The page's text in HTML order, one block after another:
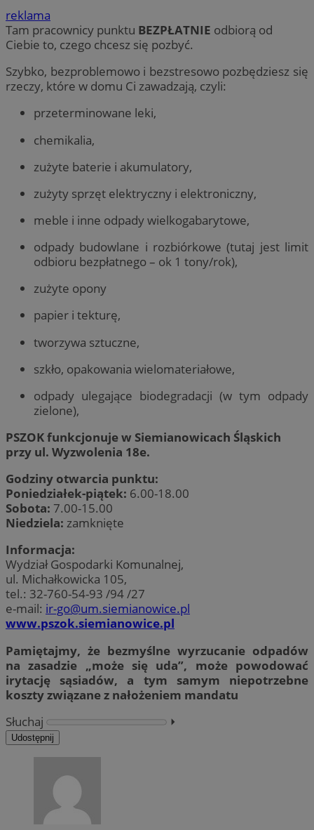
reklama
Tam pracownicy punktu BEZPŁATNIE odbiorą od
Ciebie to, czego chcesz się pozbyć.
Szybko, bezproblemowo i bezstresowo pozbędziesz się
rzeczy, które w domu Ci zawadzają, czyli:
przeterminowane leki,
chemikalia,
zużyte baterie i akumulatory,
zużyty sprzęt elektryczny i elektroniczny,
meble i inne odpady wielkogabarytowe,
odpady budowlane i rozbiórkowe (tutaj jest limit
odbioru bezpłatnego – ok 1 tony/rok),
zużyte opony
papier i tekturę,
tworzywa sztuczne,
szkło, opakowania wielomateriałowe,
odpady ulegające biodegradacji (w tym odpady
zielone),
PSZOK funkcjonuje w Siemianowicach Śląskich
przy ul. Wyzwolenia 18e.
Godziny otwarcia punktu:
Poniedziałek-piątek: 6.00-18.00
Sobota: 7.00-15.00
Niedziela: zamknięte
Informacja:
Wydział Gospodarki Komunalnej,
ul. Michałkowicka 105,
tel.: 32-760-54-93 /94 /27
e-mail: ir-go@um.siemianowice.pl
www.pszok.siemianowice.pl
Pamiętajmy, że bezmyślne wyrzucanie odpadów
na zasadzie „może się uda”, może powodować
irytację sąsiadów, a tym samym niepotrzebne
koszty związane z nałożeniem mandatu
Słuchaj
⏵︎
Udostępnij